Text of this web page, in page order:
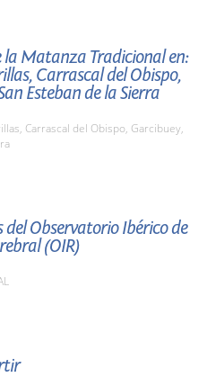
la Matanza Tradicional en:
Carrascal del Obispo,
Esteban de la Sierra
Carrascal del Obispo, Garcibuey,
Observatorio Ibérico de
(OIR)